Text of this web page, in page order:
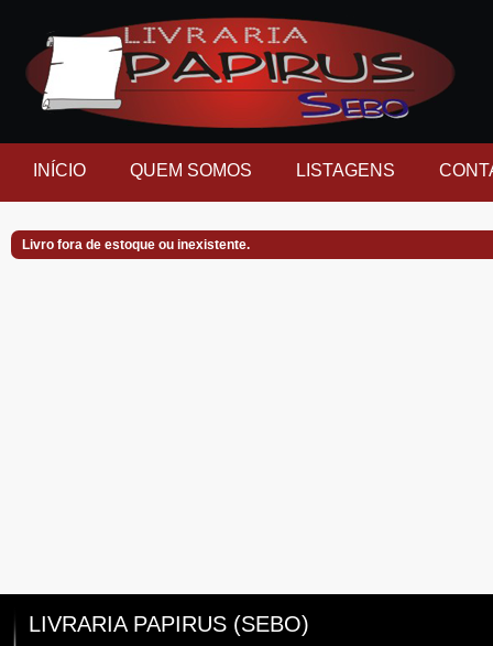
INÍCIO QUEM SOMOS LISTAGENS
Livro fora de estoque ou inexistente.
LIVRARIA PAPIRUS (SEBO)